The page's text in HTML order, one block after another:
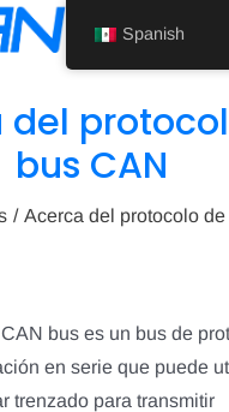
del
bus CAN
Acerca del protocolo
bus es un bus de
en serie que puede
trenzado para transmitir
Spanish